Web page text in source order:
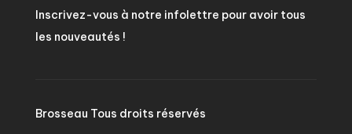
Inscrivez-vous à notre infolettre pour avoir tous
les nouveautés !
Brosseau Tous droits réservés